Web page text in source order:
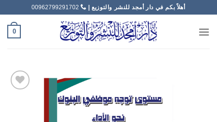
أهلاً بكم في دار أمجد للنشر والتوزيع | 00962799291702
0